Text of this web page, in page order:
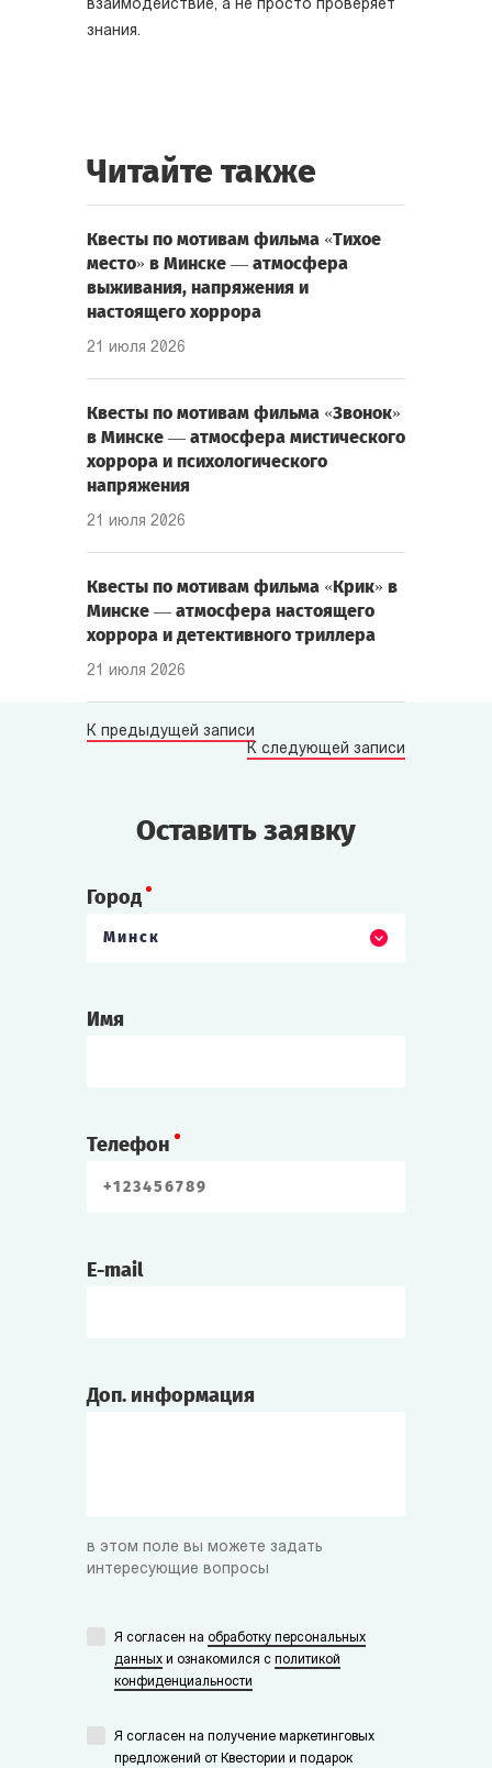
взаимодействие, а не просто проверяет
знания.
Читайте также
Квесты по мотивам фильма «Тихое
место» в Минске — атмосфера
выживания, напряжения и
настоящего хоррора
21 июля 2026
Квесты по мотивам фильма «Звонок»
в Минске — атмосфера мистического
хоррора и психологического
напряжения
21 июля 2026
Квесты по мотивам фильма «Крик» в
Минске — атмосфера настоящего
хоррора и детективного триллера
21 июля 2026
К предыдущей записи
К следующей записи
Оставить заявку
Город
Минск
Имя
Телефон
E-mail
Доп. информация
в этом поле вы можете задать
интересующие вопросы
Я согласен на обработку персональных
данных и ознакомился с политикой
конфиденциальности
Я согласен на получение маркетинговых
предложений от Квестории и подарок